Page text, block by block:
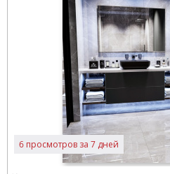
6 просмотров за 7 дней